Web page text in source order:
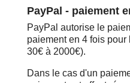
PayPal - paiement
PayPal autorise le
paiement en 4 fois
30€ à 2000€).
Dans le cas d'un